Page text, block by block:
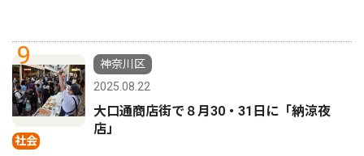
9
社会
神奈川区
2025.08.22
大口通商店街で８月30・31日に「納涼夜
店」